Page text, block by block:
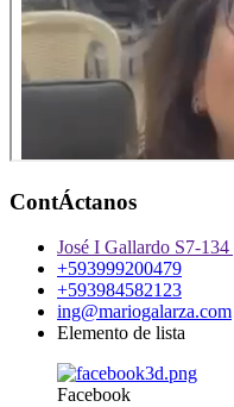
ContÁctanos
José I Gallardo S7-
+593999200479
+593984582123
ing@mariogalarza.com
Elemento de lista
Facebook